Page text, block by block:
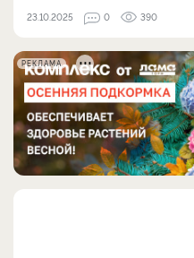
23.10.2025 0 390
РЕКЛАМА